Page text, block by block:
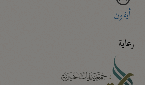
أيفون
رعاية